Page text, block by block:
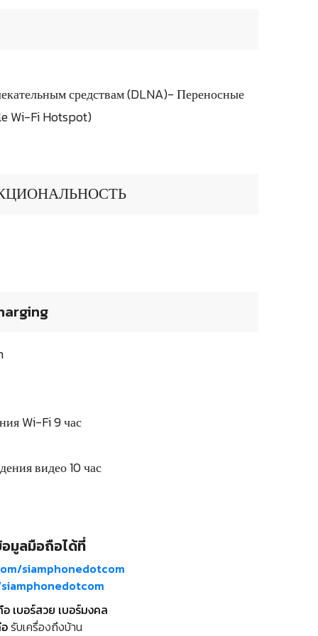
средствам (DLNA)- Переносные
Wi-Fi Hotspot)
Wi-Fi 9 час
видео 10 час
มูลมือถือได้ที่
siamphonedotcom
เบอร์สวย เบอร์มงคล
รับเครื่องถึงบ้าน